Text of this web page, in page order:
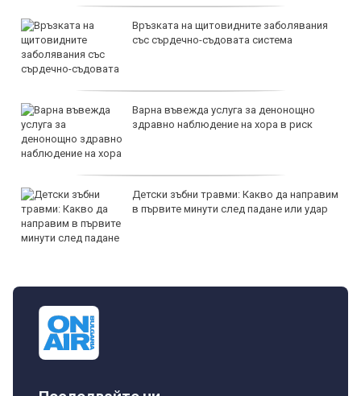
Връзката на щитовидните заболявания
със сърдечно-съдовата система
Варна въвежда услуга за денонощно
здравно наблюдение на хора в риск
Детски зъбни травми: Какво да направим
в първите минути след падане или удар